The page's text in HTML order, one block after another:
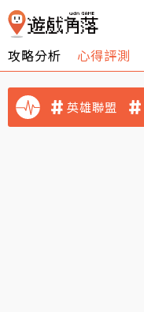
攻略分析 心得評測
英雄聯盟